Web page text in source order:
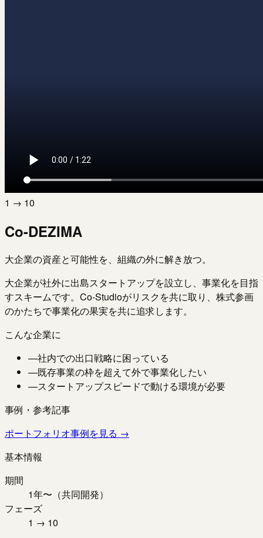
1 → 10
Co-DEZIMA
大企業の資産と可能性を、組織の外に解き放つ。
大企業が社外に出島スタートアップを設立し、事業化を目指
すスキームです。Co-Studioがリスクを共に取り、株式参画
のかたちで事業化の果実を共に追求します。
こんな企業に
—社内での出口戦略に困っている
—既存事業の枠を超えて外で事業化したい
—スタートアップスピードで動ける環境が必要
事例・参考記事
ポートフォリオ事例を見る →
基本情報
期間
1年〜（共同開発）
フェーズ
1 → 10